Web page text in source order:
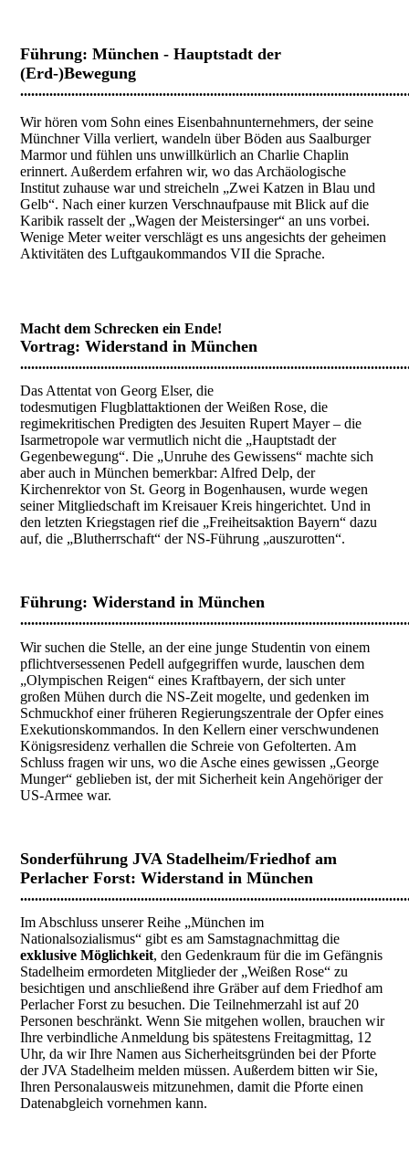
Führung: München - Hauptstadt der
(Erd-)Bewegung
Wir hören vom Sohn eines Eisenbahnunternehmers, der seine
Münchner Villa verliert, wandeln über Böden aus Saalburger
Marmor und fühlen uns unwillkürlich an Charlie Chaplin
erinnert. Außerdem erfahren wir, wo das Archäologische
Institut zuhause war und streicheln „Zwei Katzen in Blau und
Gelb“. Nach einer kurzen Verschnaufpause mit Blick auf die
Karibik rasselt der „Wagen der Meistersinger“ an uns vorbei.
Wenige Meter weiter verschlägt es uns angesichts der geheimen
Aktivitäten des Luftgaukommandos VII die Sprache.
Macht dem Schrecken ein Ende!
Vortrag: Widerstand in München
Das Attentat von Georg Elser, die
todesmutigen Flugblattaktionen der Weißen Rose, die
regimekritischen Predigten des Jesuiten Rupert Mayer – die
Isarmetropole war vermutlich nicht die „Hauptstadt der
Gegenbewegung“. Die „Unruhe des Gewissens“ machte sich
aber auch in München bemerkbar: Alfred Delp, der
Kirchenrektor von St. Georg in Bogenhausen, wurde wegen
seiner Mitgliedschaft im Kreisauer Kreis hingerichtet. Und in
den letzten Kriegstagen rief die „Freiheitsaktion Bayern“ dazu
auf, die „Blutherrschaft“ der NS-Führung „auszurotten“.
Führung: Widerstand in München
Wir suchen die Stelle, an der eine junge Studentin von einem
pflichtversessenen Pedell aufgegriffen wurde, lauschen dem
„Olympischen Reigen“ eines Kraftbayern, der sich unter
großen Mühen durch die NS-Zeit mogelte, und gedenken im
Schmuckhof einer früheren Regierungszentrale der Opfer eines
Exekutionskommandos. In den Kellern einer verschwundenen
Königsresidenz verhallen die Schreie von Gefolterten. Am
Schluss fragen wir uns, wo die Asche eines gewissen „George
Munger“ geblieben ist, der mit Sicherheit kein Angehöriger der
US-Armee war.
Sonderführung JVA Stadelheim/Friedhof am
Perlacher Forst: Widerstand in München
Im Abschluss unserer Reihe „München im
Nationalsozialismus“ gibt es am Samstagnachmittag die
exklusive Möglichkeit, den Gedenkraum für die im Gefängnis
Stadelheim ermordeten Mitglieder der „Weißen Rose“ zu
besichtigen und anschließend ihre Gräber auf dem Friedhof am
Perlacher Forst zu besuchen. Die Teilnehmerzahl ist auf 20
Personen beschränkt. Wenn Sie mitgehen wollen, brauchen wir
Ihre verbindliche Anmeldung bis spätestens Freitagmittag, 12
Uhr, da wir Ihre Namen aus Sicherheitsgründen bei der Pforte
der JVA Stadelheim melden müssen. Außerdem bitten wir Sie,
Ihren Personalausweis mitzunehmen, damit die Pforte einen
Datenabgleich vornehmen kann.